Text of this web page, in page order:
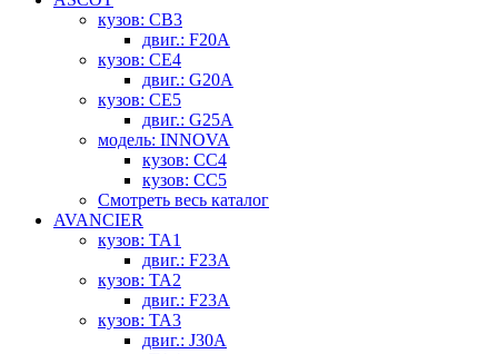
кузов: CB3
двиг.: F20A
кузов: CE4
двиг.: G20A
кузов: CE5
двиг.: G25A
модель: INNOVA
кузов: CC4
кузов: CC5
Смотреть весь каталог
AVANCIER
кузов: TA1
двиг.: F23A
кузов: TA2
двиг.: F23A
кузов: TA3
двиг.: J30A